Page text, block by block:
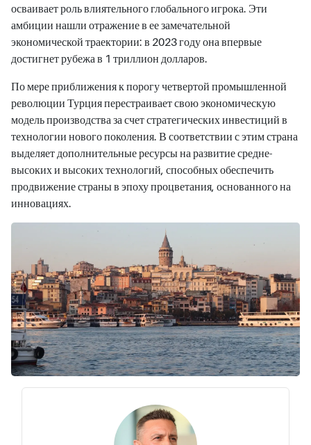
осваивает роль влиятельного глобального игрока. Эти
амбиции нашли отражение в ее замечательной
экономической траектории: в 2023 году она впервые
достигнет рубежа в 1 триллион долларов.
По мере приближения к порогу четвертой промышленной
революции Турция перестраивает свою экономическую
модель производства за счет стратегических инвестиций в
технологии нового поколения. В соответствии с этим страна
выделяет дополнительные ресурсы на развитие средне-
высоких и высоких технологий, способных обеспечить
продвижение страны в эпоху процветания, основанного на
инновациях.